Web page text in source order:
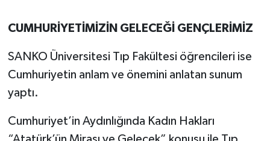
CUMHURİYETİMİZİN GELECEĞİ GENÇLERİMİZ
SANKO Üniversitesi Tıp Fakültesi öğrencileri ise
Cumhuriyetin anlam ve önemini anlatan sunum
yaptı.
Cumhuriyet’in Aydınlığında Kadın Hakları